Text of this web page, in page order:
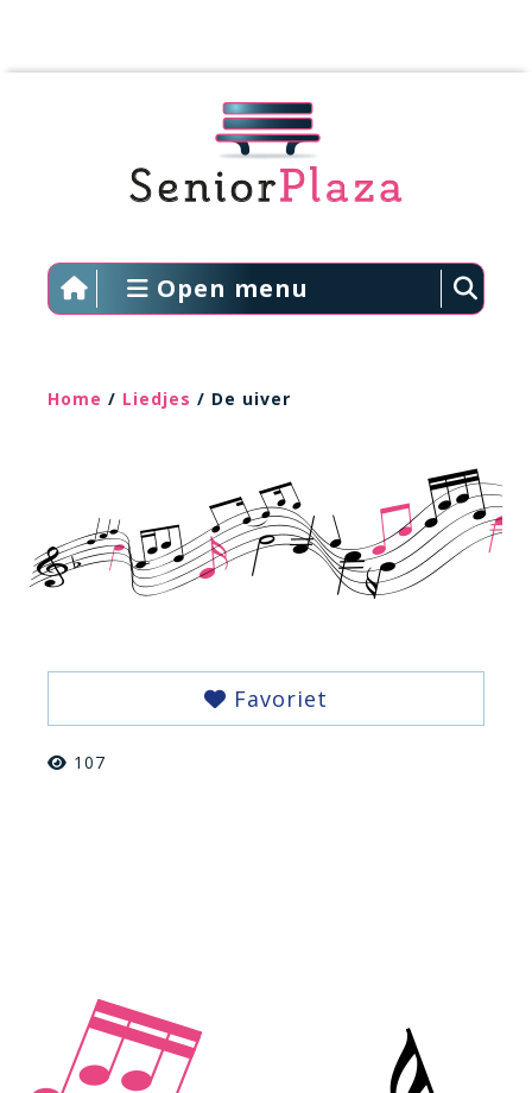
Open menu
Home / Liedjes / De uiver
Favoriet
107